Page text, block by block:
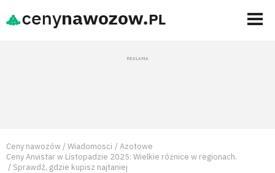
Ceny nawozów Wiadomosci
Azotowe
Ceny Anvistar w Listopadzie 2025: Wielkie różnice w regionach.
Sprawdź, gdzie kupisz najtaniej